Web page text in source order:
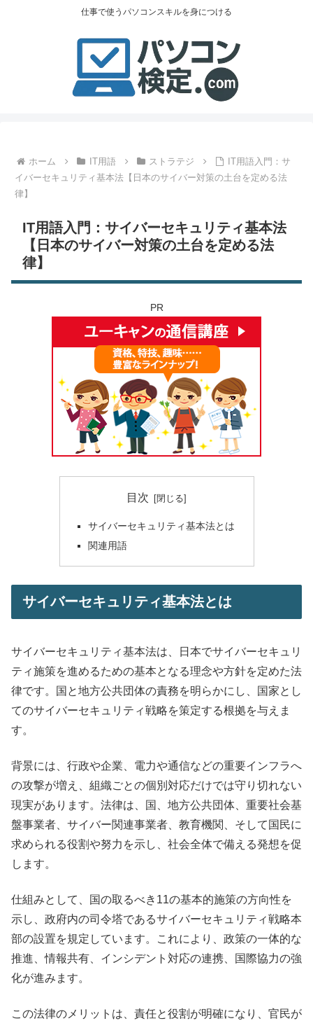
仕事で使うパソコンスキルを身につける
ホーム IT用語 ストラテジ
IT用語入門：サ
イバーセキュリティ基本法【日本のサイバー対策の土台を定める法
律】
IT用語入門：サイバーセキュリティ基本法
【日本のサイバー対策の土台を定める法
律】
PR
目次
サイバーセキュリティ基本法とは
関連用語
サイバーセキュリティ基本法とは
サイバーセキュリティ基本法は、日本でサイバーセキュリ
ティ施策を進めるための基本となる理念や方針を定めた法
律です。国と地方公共団体の責務を明らかにし、国家とし
てのサイバーセキュリティ戦略を策定する根拠を与えま
す。
背景には、行政や企業、電力や通信などの重要インフラへ
の攻撃が増え、組織ごとの個別対応だけでは守り切れない
現実があります。法律は、国、地方公共団体、重要社会基
盤事業者、サイバー関連事業者、教育機関、そして国民に
求められる役割や努力を示し、社会全体で備える発想を促
します。
仕組みとして、国の取るべき11の基本的施策の方向性を
示し、政府内の司令塔であるサイバーセキュリティ戦略本
部の設置を規定しています。これにより、政策の一体的な
推進、情報共有、インシデント対応の連携、国際協力の強
化が進みます。
この法律のメリットは、責任と役割が明確になり、官民が